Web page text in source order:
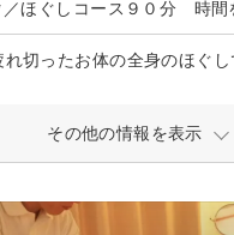
切ったお体の全身のほぐし
その他の情報を表示